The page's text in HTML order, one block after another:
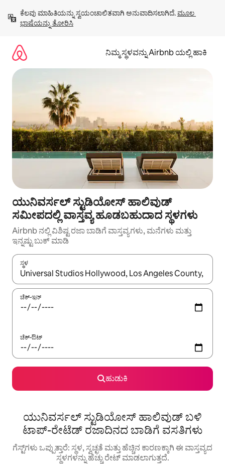
ಹೋಗಿ
ಕೆಲವು ಮಾಹಿತಿಯನ್ನು ಸ್ವಯಂಚಾಲಿತವಾಗಿ ಅನುವಾದಿಸಲಾಗಿದೆ. ಮೂಲ
ಭಾಷೆಯನ್ನು ತೋರಿಸಿ
ನಿಮ್ಮ ಸ್ಥಳವನ್ನು Airbnb ಯಲ್ಲಿ ಹಾಕಿ
ಯುನಿವರ್ಸಲ್ ಸ್ಟುಡಿಯೋಸ್ ಹಾಲಿವುಡ್
ಸಮೀಪದಲ್ಲಿ ವಾಸ್ತವ್ಯ ಹೂಡಬಹುದಾದ ಸ್ಥಳಗಳು
Airbnb ನಲ್ಲಿ ವಿಶಿಷ್ಟ ರಜಾ ಬಾಡಿಗೆ ವಾಸ್ತವ್ಯಗಳು, ಮನೆಗಳು ಮತ್ತು
ಇನ್ನಷ್ಟು ಬುಕ್ ಮಾಡಿ
ಸ್ಥಳ
ಫಲಿತಾಂಶಗಳು ಲಭ್ಯವಿರುವಾಗ, ಅಪ್ ಮತ್ತು ಡೌನ್ ಬಾಣದ ಕೀಲಿಗಳೊಂದಿಗೆ
ಚೆಕ್-ಇನ್
ಚೆಕ್-ಔಟ್
ಹುಡುಕಿ
ಯುನಿವರ್ಸಲ್ ಸ್ಟುಡಿಯೋಸ್ ಹಾಲಿವುಡ್ ಬಳಿ
ಟಾಪ್-ರೇಟೆಡ್ ರಜಾದಿನದ ಬಾಡಿಗೆ ವಸತಿಗಳು
ಗೆಸ್ಟ್‌ಗಳು ಒಪ್ಪುತ್ತಾರೆ: ಸ್ಥಳ, ಸ್ವಚ್ಛತೆ ಮತ್ತು ಹೆಚ್ಚಿನ ಕಾರಣಕ್ಕಾಗಿ ಈ ವಾಸ್ತವ್ಯದ
ಸ್ಥಳಗಳನ್ನು ಹೆಚ್ಚು ರೇಟ್ ಮಾಡಲಾಗುತ್ತದೆ.